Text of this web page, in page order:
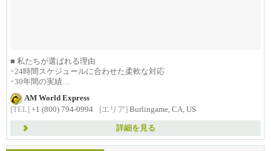
■ 私たちが選ばれる理由
･24時間スケジュールに合わせた柔軟な対応
･30年間の実績
･1992年創...
AM World Express
[TEL] +1 (800) 794-0994 [エリア] Burlingame, CA, US
詳細を見る